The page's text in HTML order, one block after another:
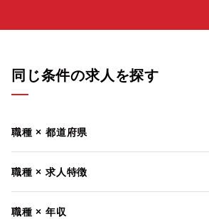
同じ条件の求人を探す
職種 × 都道府県
職種 × 求人特徴
職種 × 年収